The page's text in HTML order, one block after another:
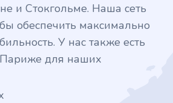
и Стокгольме. Наша сеть
обеспечить максимально
У нас также есть
Париже для наших